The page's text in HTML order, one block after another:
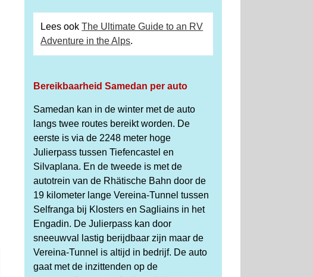
Lees ookThe Ultimate Guide to an RV
Adventure in the Alps.
Bereikbaarheid Samedan per auto
Samedan kan in de winter met de auto
langs twee routes bereikt worden. De
eerste is via de 2248 meter hoge
Julierpass tussen Tiefencastel en
Silvaplana. En de tweede is met de
autotrein van de Rhätische Bahn door de
19 kilometer lange Vereina-Tunnel tussen
Selfranga bij Klosters en Sagliains in het
Engadin. De Julierpass kan door
sneeuwval lastig berijdbaar zijn maar de
Vereina-Tunnel is altijd in bedrijf. De auto
gaat met de inzittenden op de